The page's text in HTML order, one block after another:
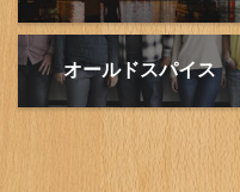
オールドスパイス